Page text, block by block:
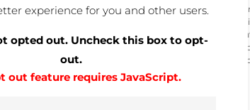
Niederspannungshauptverteilung,
präsenzabhängiger Steuerung,
Sonnenschutzsteuerung,
dienstneutrales Netzwerk,
flächendeckendes WLAN, Beleuchtung
experience for you and other users.
opted out. Uncheck this box to opt-
out.
out feature requires JavaScript.